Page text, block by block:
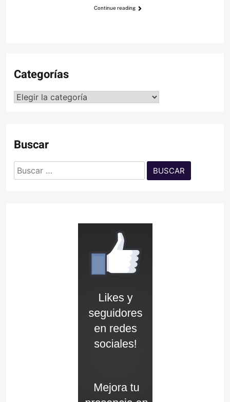
Continue reading
Categorías
Categorías
Buscar
Buscar: